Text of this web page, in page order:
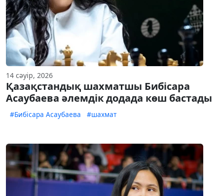
14 сәуір, 2026
Қазақстандық шахматшы Бибісара
Асаубаева әлемдік додада көш бастады
#Бибісара Асаубаева #шахмат